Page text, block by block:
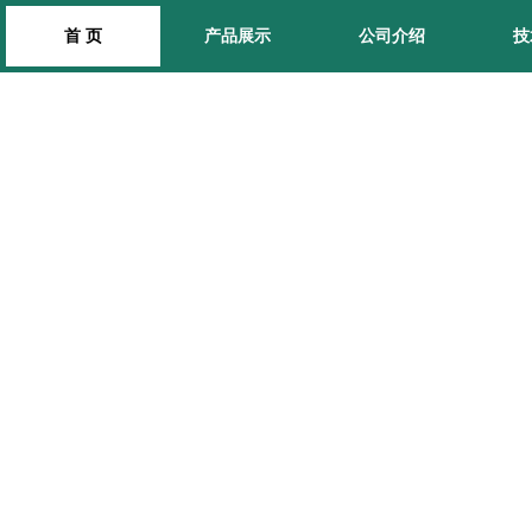
首 页 产品展示 公司介绍